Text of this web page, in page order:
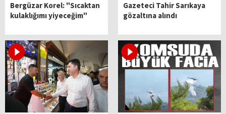
Bergüzar Korel: "Sıcaktan
kulaklığımı yiyeceğim"
Gazeteci Tahir Sarıkaya
gözaltına alındı